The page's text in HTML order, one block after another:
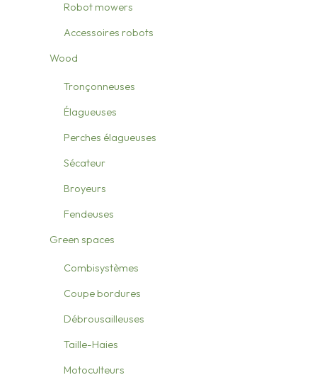
Robot mowers
Accessoires robots
Wood
Tronçonneuses
Élagueuses
Perches élagueuses
Sécateur
Broyeurs
Fendeuses
Green spaces
Combisystèmes
Coupe bordures
Débrousailleuses
Taille-Haies
Motoculteurs